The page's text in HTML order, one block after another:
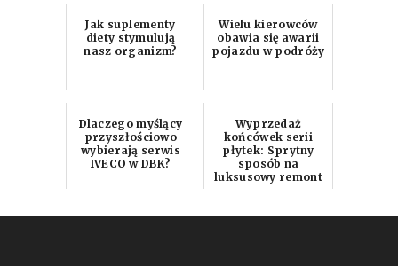
Jak suplementy
diety stymulują
nasz organizm?
Wielu kierowców
obawia się awarii
pojazdu w podróży
Dlaczego myślący
przyszłościowo
wybierają serwis
IVECO w DBK?
Wyprzedaż
końcówek serii
płytek: Sprytny
sposób na
luksusowy remont